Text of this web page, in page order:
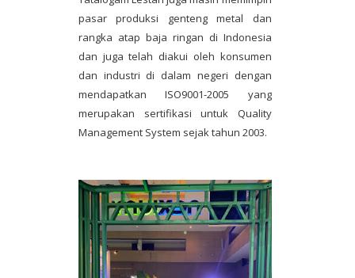
pasar produksi genteng metal dan
rangka atap baja ringan di Indonesia
dan juga telah diakui oleh konsumen
dan industri di dalam negeri dengan
mendapatkan ISO9001-2005 yang
merupakan sertifikasi untuk Quality
Management System sejak tahun 2003.